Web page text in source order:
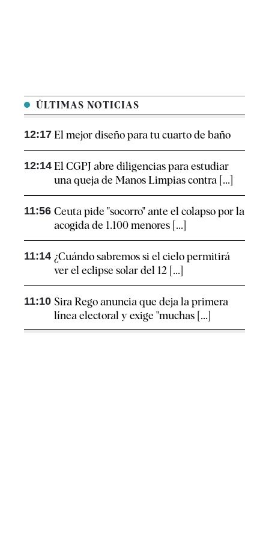
ÚLTIMAS NOTICIAS
12:17 El mejor diseño para tu cuarto de baño
12:14 El CGPJ abre diligencias para estudiar
una queja de Manos Limpias contra [...]
11:56 Ceuta pide "socorro" ante el colapso por la
acogida de 1.100 menores [...]
11:14 ¿Cuándo sabremos si el cielo permitirá
ver el eclipse solar del 12 [...]
11:10 Sira Rego anuncia que deja la primera
línea electoral y exige "muchas [...]